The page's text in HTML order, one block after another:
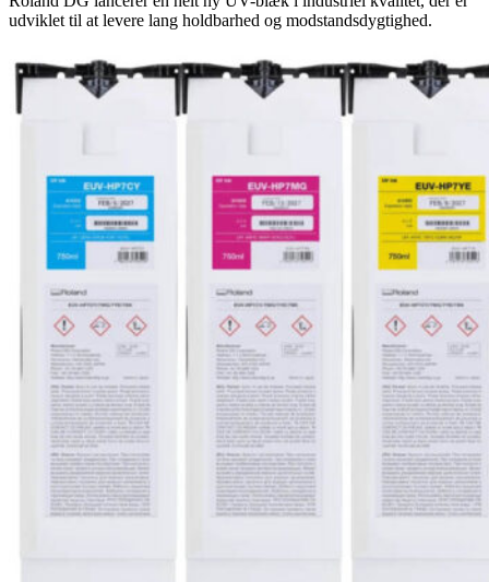
udviklet til at levere lang holdbarhed og modstandsdygtighed.